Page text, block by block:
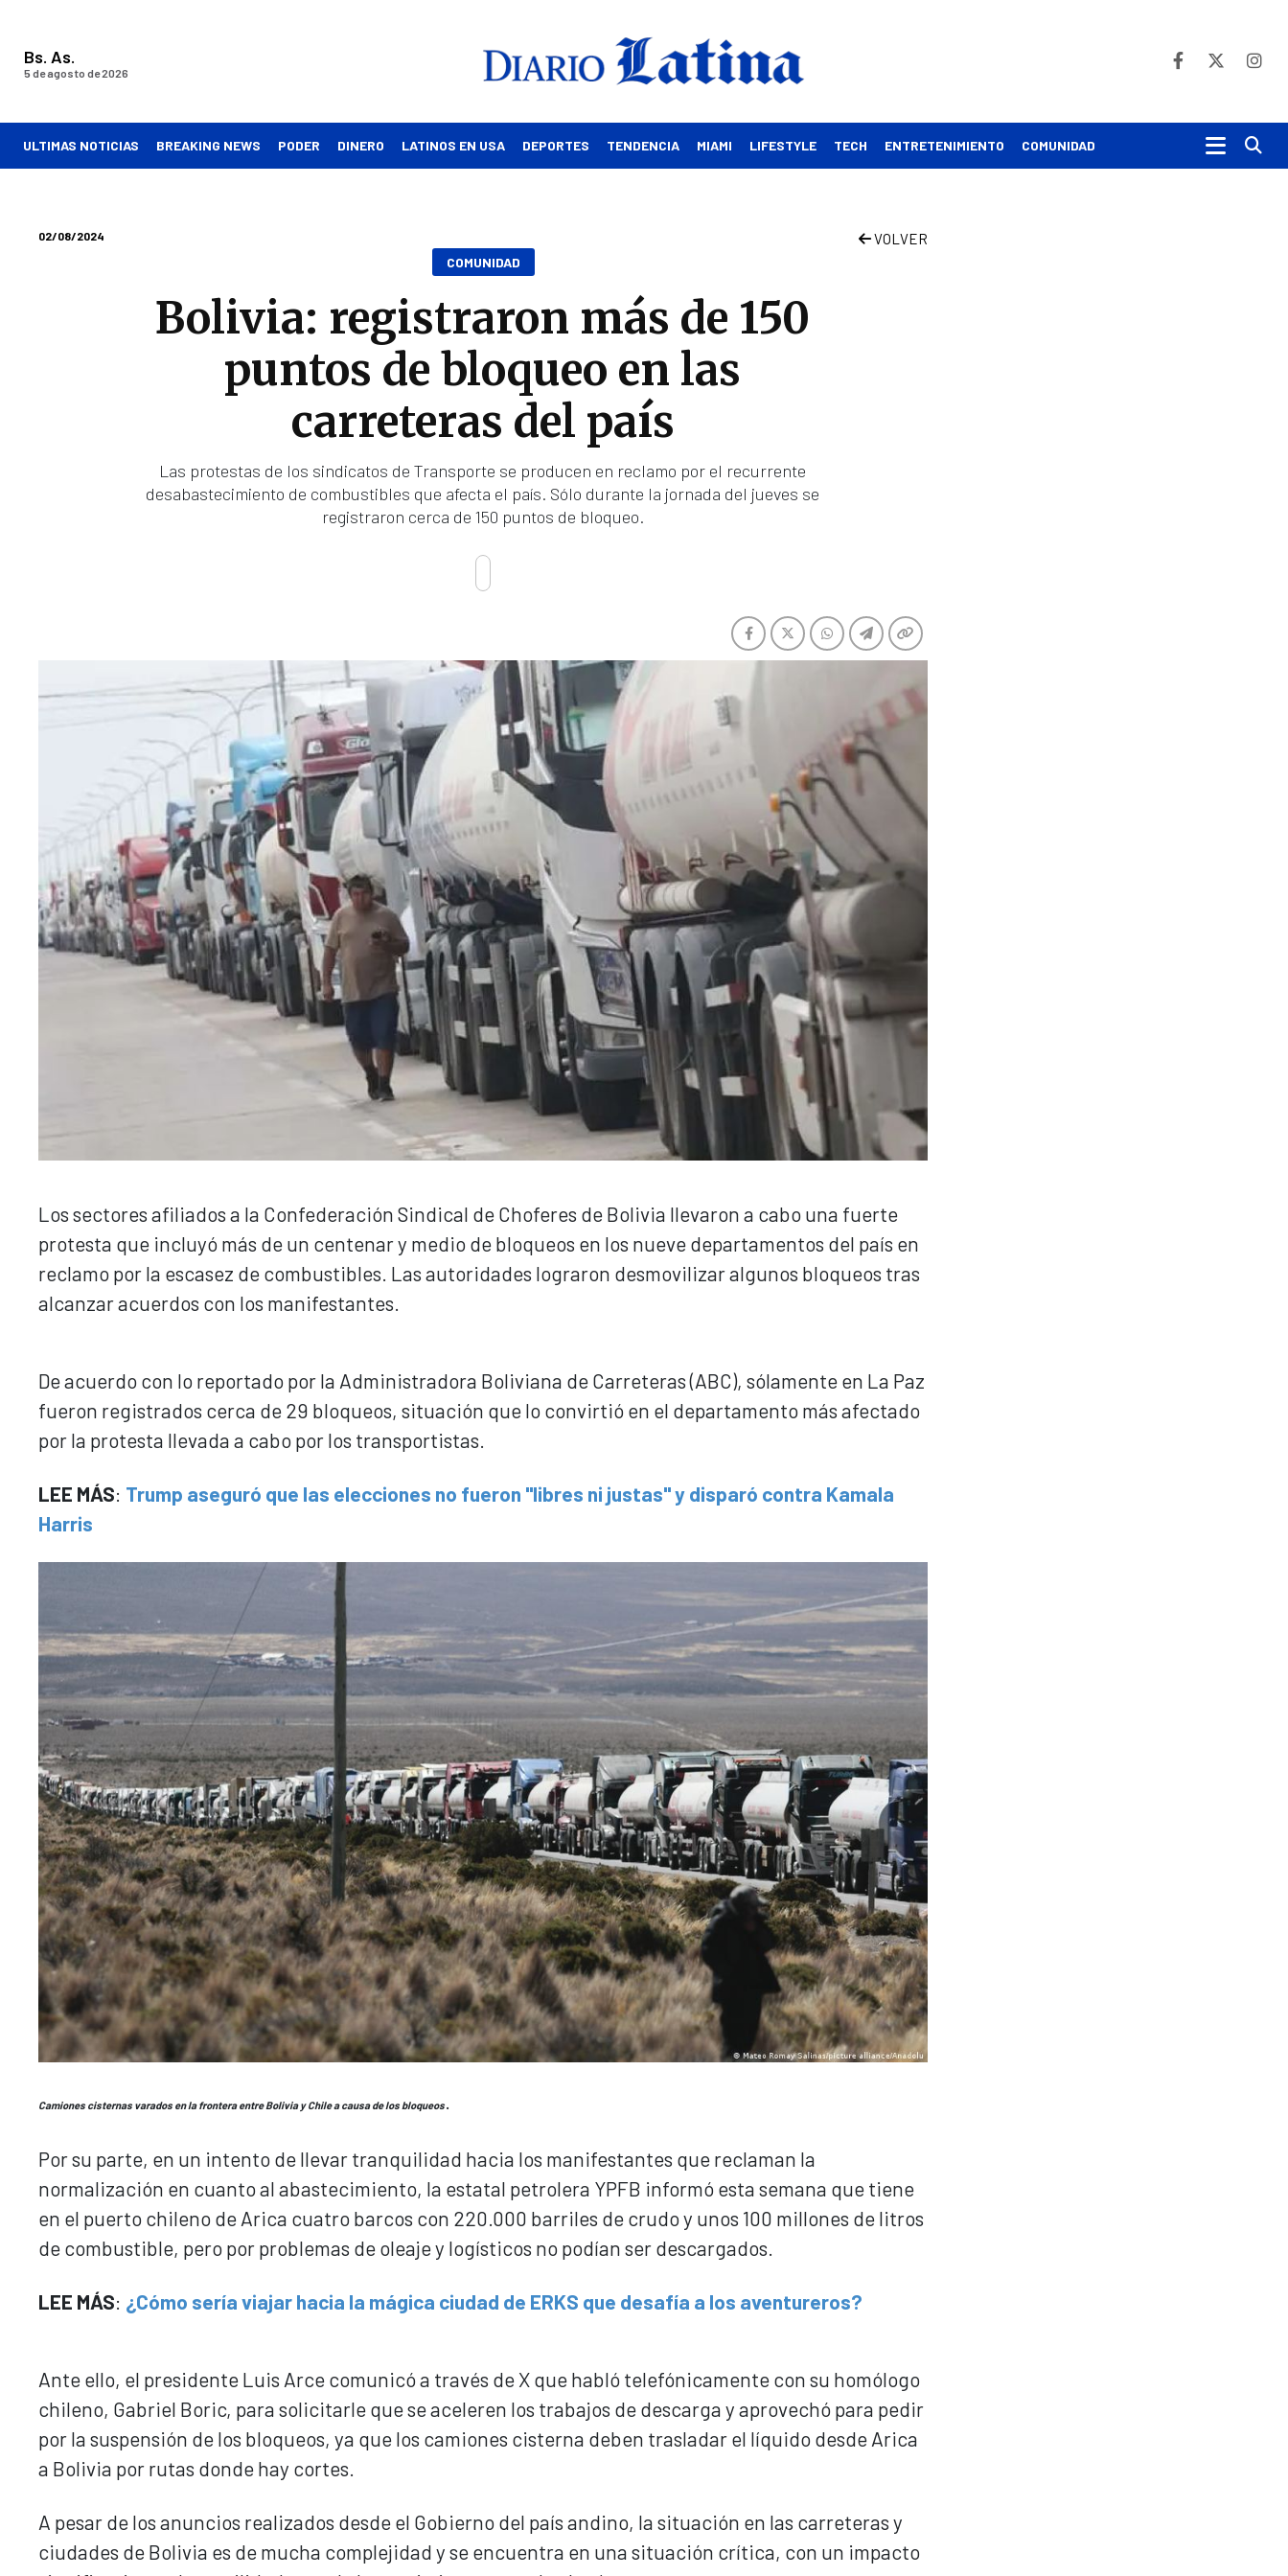
Bs. As.
5 de agosto de 2026
ULTIMAS NOTICIAS BREAKING NEWS PODER DINERO LATINOS EN USA DEPORTES TENDENCIA MIAMI LIFESTYLE TECH ENTRETENIMIENTO COMUNIDAD
02/08/2024 VOLVER
COMUNIDAD
Bolivia: registraron más de 150
puntos de bloqueo en las
carreteras del país
Las protestas de los sindicatos de Transporte se producen en reclamo por el recurrente
desabastecimiento de combustibles que afecta el país. Sólo durante la jornada del jueves se
registraron cerca de 150 puntos de bloqueo.
Los sectores afiliados a la Confederación Sindical de Choferes de Bolivia llevaron a cabo una fuerte
protesta que incluyó más de un centenar y medio de bloqueos en los nueve departamentos del país en
reclamo por la escasez de combustibles. Las autoridades lograron desmovilizar algunos bloqueos tras
alcanzar acuerdos con los manifestantes.
De acuerdo con lo reportado por la Administradora Boliviana de Carreteras (ABC), sólamente en La Paz
fueron registrados cerca de 29 bloqueos, situación que lo convirtió en el departamento más afectado
por la protesta llevada a cabo por los transportistas.
LEE MÁS: Trump aseguró que las elecciones no fueron "libres ni justas" y disparó contra Kamala
Harris
Camiones cisternas varados en la frontera entre Bolivia y Chile a causa de los bloqueos
Por su parte, en un intento de llevar tranquilidad hacia los manifestantes que reclaman la
normalización en cuanto al abastecimiento, la estatal petrolera YPFB informó esta semana que tiene
en el puerto chileno de Arica cuatro barcos con 220.000 barriles de crudo y unos 100 millones de litros
de combustible, pero por problemas de oleaje y logísticos no podían ser descargados.
LEE MÁS: ¿Cómo sería viajar hacia la mágica ciudad de ERKS que desafía a los aventureros?
Ante ello, el presidente Luis Arce comunicó a través de X que habló telefónicamente con su homólogo
chileno, Gabriel Boric, para solicitarle que se aceleren los trabajos de descarga y aprovechó para pedir
por la suspensión de los bloqueos, ya que los camiones cisterna deben trasladar el líquido desde Arica
a Bolivia por rutas donde hay cortes.
A pesar de los anuncios realizados desde el Gobierno del país andino, la situación en las carreteras y
ciudades de Bolivia es de mucha complejidad y se encuentra en una situación crítica, con un impacto